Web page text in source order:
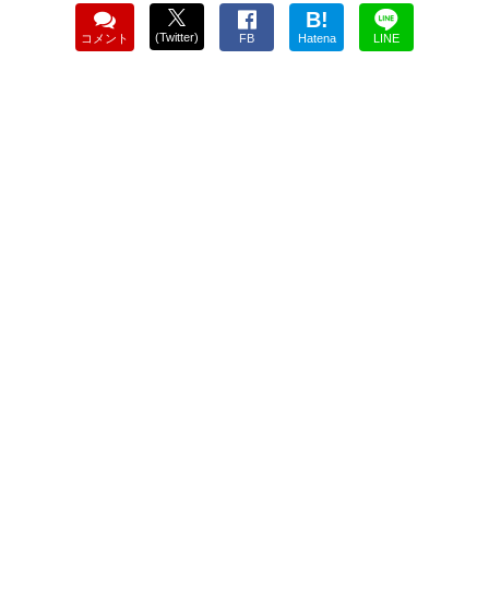
コメント (Twitter) FB
B!
Hatena LINE